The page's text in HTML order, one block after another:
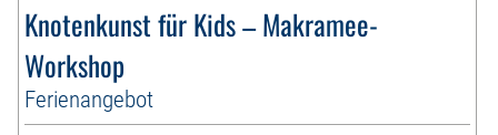
Knotenkunst für Kids – Makramee-
Workshop
Ferienangebot